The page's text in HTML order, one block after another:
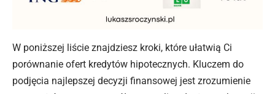
W poniższej liście znajdziesz kroki, które ułatwią Ci
porównanie ofert kredytów hipotecznych. Kluczem do
podjęcia najlepszej decyzji finansowej jest zrozumienie